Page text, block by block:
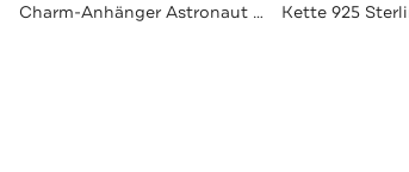
Charm-Anhänger Astronaut mit bunten Steinen Silber geschwärzt 925 Sterlingsilber, geschwärzt, Kaltemail